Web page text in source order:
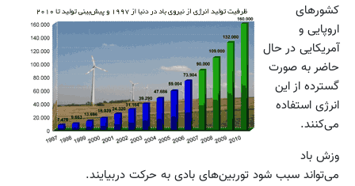
کشورهای
اروپایی و
آمریکایی در حال
حاضر به صورت
گسترده از این
انرژی استفاده
می‌کنند.
وزش باد
می‌تواند سبب شود توربین‌های بادی به حرکت دربیایند.